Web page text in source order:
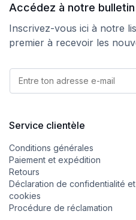
Accédez à notre
Inscrivez-vous ici à notre
premier à recevoir les
a
E
m
a
i
l
E
-
m
E
m
l
Service clientèle
Conditions générales
Paiement et expédition
Retours
Déclaration de confidentialité
cookies
Procédure de réclamation